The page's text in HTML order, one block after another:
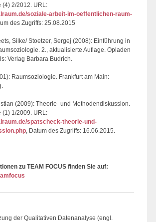
(4) 2/2012. URL:
soziale-arbeit-im-oeffentlichen-raum-
des Zugriffs: 25.08.2015
Silke/ Stoetzer, Sergej (2008): Einführung in
2., aktualisierte Auflage. Opladen
Verlag Barbara Budrich.
Raumsoziologie. Frankfurt am Main:
(2009): Theorie- und Methodendiskussion.
(1) 1/2009. URL:
spatscheck-theorie-und-
, Datum des Zugriffs: 16.06.2015.
zu TEAM FOCUS finden Sie auf:
der Qualitativen Datenanalyse (engl.